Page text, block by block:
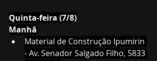
Quinta-feira (7/8)
Manhã
Material de Construção Ipumirin
- Av. Senador Salgado Filho, 5833